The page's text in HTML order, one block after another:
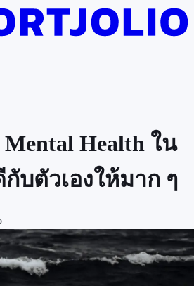
Health ใน
บตัวเองให้มาก ๆ